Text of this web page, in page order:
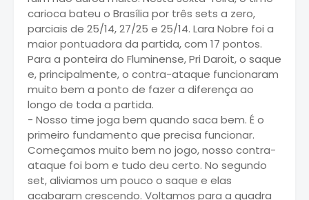
carioca bateu o Brasília por três sets a zero,
parciais de 25/14, 27/25 e 25/14. Lara Nobre foi a
maior pontuadora da partida, com 17 pontos.
Para a ponteira do Fluminense, Pri Daroit, o saque
e, principalmente, o contra-ataque funcionaram
muito bem a ponto de fazer a diferença ao
longo de toda a partida.
- Nosso time joga bem quando saca bem. É o
primeiro fundamento que precisa funcionar.
Começamos muito bem no jogo, nosso contra-
ataque foi bom e tudo deu certo. No segundo
set, aliviamos um pouco o saque e elas
acabaram crescendo. Voltamos para a quadra